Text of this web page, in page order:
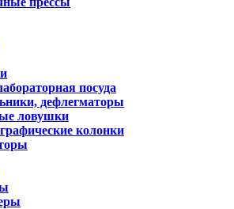
посуда
дефлегматоры
ловушки
колонки